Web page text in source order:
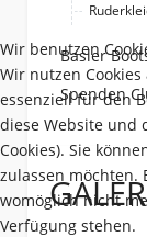
Basler
Spenden
Wir benutzen
Wir nutzen
essenziell für den
diese Website und
Cookies). Sie
zulassen möchten.
womöglich nicht
Verfügung stehen.